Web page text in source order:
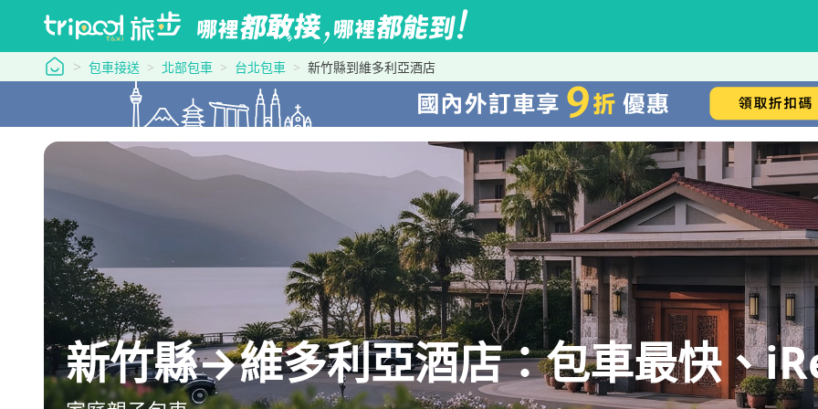
tripool 旅步
包車接送 北部包車 台北包車 新竹縣到維多利亞酒店
新竹縣→維多利亞酒店：包車最快、